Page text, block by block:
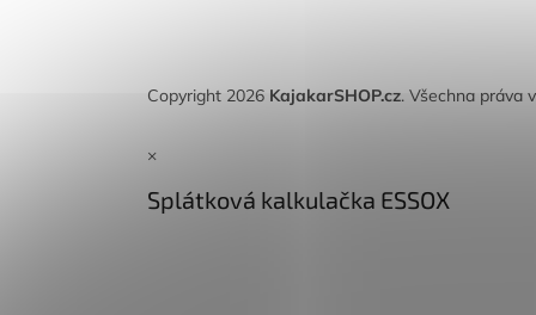
Copyright 2026 KajakarSHOP.cz. Všechna práva
×
Splátková kalkulačka ESSOX